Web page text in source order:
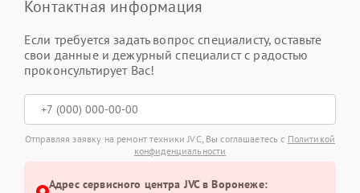
Контактная информация
Если требуется задать вопрос специалисту, оставьте
свои данные и дежурный специалист с радостью
проконсультирует Вас!
Отправляя заявку на ремонт техники JVC, Вы соглашаетесь с Политикой
конфиденциальности
Адрес сервисного центра JVC в Воронеже: